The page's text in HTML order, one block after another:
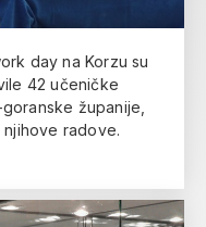
day na Korzu su
42 učeničke
županije,
njihove radove.